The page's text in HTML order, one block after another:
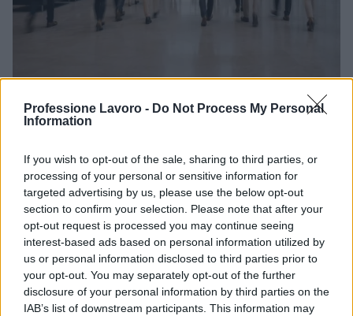
Professione Lavoro - Do Not Process My Personal
Information
If you wish to opt-out of the sale, sharing to third parties, or
processing of your personal or sensitive information for
targeted advertising by us, please use the below opt-out
section to confirm your selection. Please note that after your
opt-out request is processed you may continue seeing
interest-based ads based on personal information utilized by
us or personal information disclosed to third parties prior to
your opt-out. You may separately opt-out of the further
disclosure of your personal information by third parties on the
IAB’s list of downstream participants. This information may
Bando a sostegno dell’occupazione giovanile:
contributi per le imprese
OFFERTE DI LAVORO